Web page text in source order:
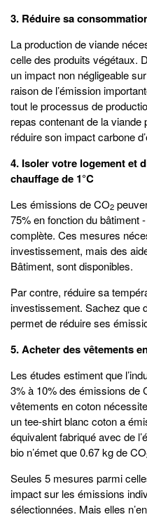
3. Réduire sa
La production de viande
celle des produits végétaux.
un impact non négligeable
raison de l’émission
tout le processus de
repas contenant de la
réduire son impact carbone
4. Isoler votre logement et
chauffage de 1°C
Les émissions de CO2
75% en fonction du bâtiment -
complète. Ces mesures
investissement, mais des
Bâtiment, sont disponibles.
Par contre, réduire sa
investissement. Sachez que
permet de réduire ses
5. Acheter des vêtements
Les études estiment que
3% à 10% des émissions de
vêtements en coton
un tee-shirt blanc coton a
équivalent fabriqué avec de
bio n’émet que 0.67 kg de CO
Seules 5 mesures parmi
impact sur les émissions
sélectionnées. Mais elles